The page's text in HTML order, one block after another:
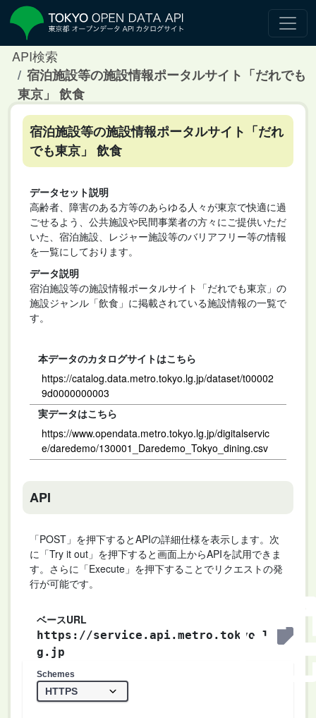
API検索
宿泊施設等の施設情報ポータルサイト「だれでも
東京」 飲食
宿泊施設等の施設情報ポータルサイト「だれ
でも東京」 飲食
データセット説明
高齢者、障害のある方等のあらゆる人々が東京で快適に過
ごせるよう、公共施設や民間事業者の方々にご提供いただ
いた、宿泊施設、レジャー施設等のバリアフリー等の情報
を一覧にしております。
データ説明
宿泊施設等の施設情報ポータルサイト「だれでも東京」の
施設ジャンル「飲食」に掲載されている施設情報の一覧で
す。
本データのカタログサイトはこちら
https://catalog.data.metro.tokyo.lg.jp/dataset/t00002
9d0000000003
実データはこちら
https://www.opendata.metro.tokyo.lg.jp/digitalservic
e/daredemo/130001_Daredemo_Tokyo_dining.csv
API
「POST」を押下するとAPIの詳細仕様を表示します。次
に「Try it out」を押下すると画面上からAPIを試用できま
す。さらに「Execute」を押下することでリクエストの発
行が可能です。
ベースURL
https://service.api.metro.tokyo.l
g.jp
Schemes